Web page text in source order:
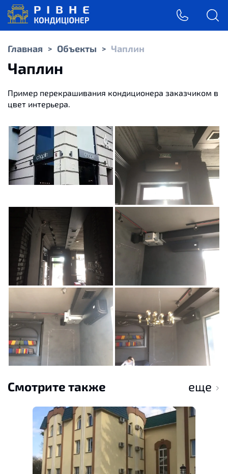
Главная > Объекты > Чаплин
Чаплин
Пример перекрашивания кондиционера заказчиком в
цвет интерьера.
Смотрите также еще